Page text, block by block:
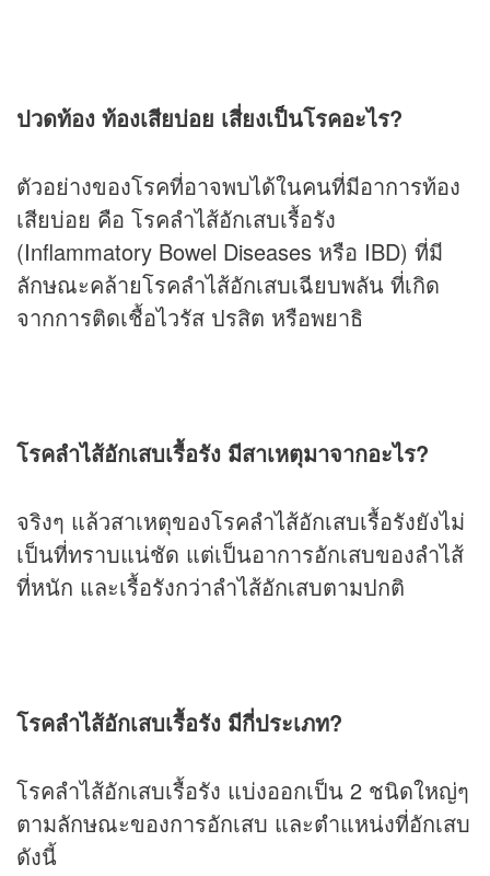
ปวดท้อง ท้องเสียบ่อย เสี่ยงเป็นโรคอะไร?
ตัวอย่างของโรคที่อาจพบได้ในคนที่มีอาการท้อง
เสียบ่อย คือ โรคลำไส้อักเสบเรื้อรัง
(Inflammatory Bowel Diseases หรือ IBD) ที่มี
ลักษณะคล้ายโรคลำไส้อักเสบเฉียบพลัน ที่เกิด
จากการติดเชื้อไวรัส ปรสิต หรือพยาธิ
โรคลำไส้อักเสบเรื้อรัง มีสาเหตุมาจากอะไร?
จริงๆ แล้วสาเหตุของโรคลำไส้อักเสบเรื้อรังยังไม่
เป็นที่ทราบแน่ชัด แต่เป็นอาการอักเสบของลำไส้
ที่หนัก และเรื้อรังกว่าลำไส้อักเสบตามปกติ
โรคลำไส้อักเสบเรื้อรัง มีกี่ประเภท?
โรคลำไส้อักเสบเรื้อรัง แบ่งออกเป็น 2 ชนิดใหญ่ๆ
ตามลักษณะของการอักเสบ และตำแหน่งที่อักเสบ
ดังนี้